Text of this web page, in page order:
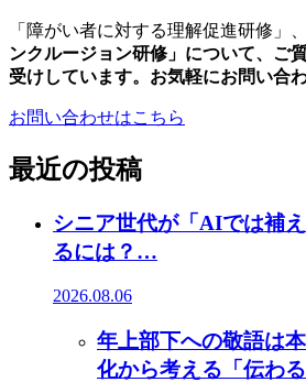
「障がい者に対する理解促進研修」、
ンクルージョン研修」について、ご
受けしています。お気軽にお問い合
お問い合わせはこちら
最近の投稿
シニア世代が「AIでは補
るには？…
2026.08.06
年上部下への敬語は
化から考える「伝わ